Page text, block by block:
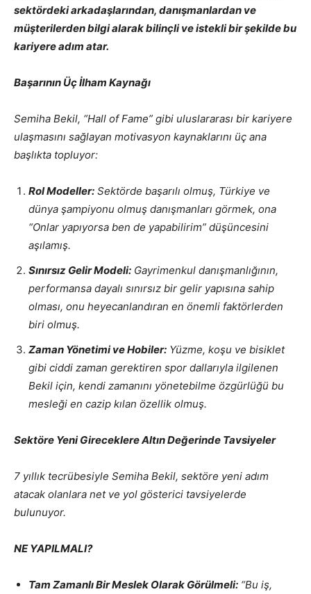
sektördeki arkadaşlarından, danışmanlardan ve
müşterilerden bilgi alarak bilinçli ve istekli bir şekilde bu
kariyere adım atar.
Başarının Üç İlham Kaynağı
Semiha Bekil, “Hall of Fame” gibi uluslararası bir kariyere
ulaşmasını sağlayan motivasyon kaynaklarını üç ana
başlıkta topluyor:
Rol Modeller: Sektörde başarılı olmuş, Türkiye ve
dünya şampiyonu olmuş danışmanları görmek, ona
“Onlar yapıyorsa ben de yapabilirim” düşüncesini
aşılamış.
Sınırsız Gelir Modeli: Gayrimenkul danışmanlığının,
performansa dayalı sınırsız bir gelir yapısına sahip
olması, onu heyecanlandıran en önemli faktörlerden
biri olmuş.
Zaman Yönetimi ve Hobiler: Yüzme, koşu ve bisiklet
gibi ciddi zaman gerektiren spor dallarıyla ilgilenen
Bekil için, kendi zamanını yönetebilme özgürlüğü bu
mesleği en cazip kılan özellik olmuş.
Sektöre Yeni Gireceklere Altın Değerinde Tavsiyeler
7 yıllık tecrübesiyle Semiha Bekil, sektöre yeni adım
atacak olanlara net ve yol gösterici tavsiyelerde
bulunuyor.
NE YAPILMALI?
Tam Zamanlı Bir Meslek Olarak Görülmeli: “Bu iş,